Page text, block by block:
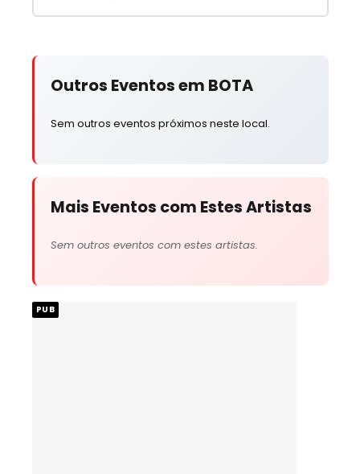
Outros Eventos em BOTA
Sem outros eventos próximos neste local.
Mais Eventos com Estes Artistas
Sem outros eventos com estes artistas.
PUB